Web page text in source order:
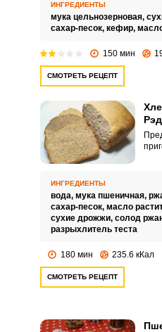
ИНГРЕДИЕНТЫ
мука цельнозерновая,
сахар-песок, кефир,
150 мин
СМОТРЕТЬ РЕЦЕПТ
и
ИНГРЕДИЕНТЫ
вода, мука пшеничная,
сахар-песок, масло
сухие дрожжи, солод
разрыхлитель теста
180 мин 235.6 кКал
СМОТРЕТЬ РЕЦЕПТ